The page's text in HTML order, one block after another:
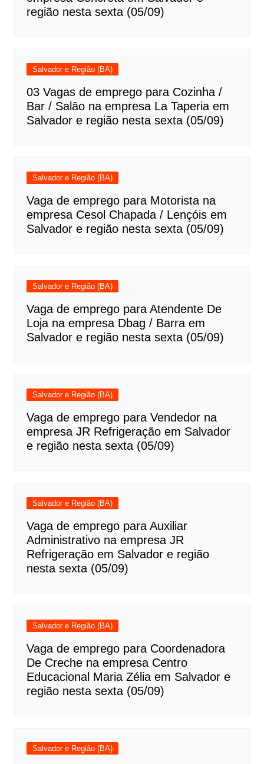
região nesta sexta (05/09)
Salvador e Região (BA)
03 Vagas de emprego para Cozinha /
Bar / Salão na empresa La Taperia em
Salvador e região nesta sexta (05/09)
Salvador e Região (BA)
Vaga de emprego para Motorista na
empresa Cesol Chapada / Lençóis em
Salvador e região nesta sexta (05/09)
Salvador e Região (BA)
Vaga de emprego para Atendente De
Loja na empresa Dbag / Barra em
Salvador e região nesta sexta (05/09)
Salvador e Região (BA)
Vaga de emprego para Vendedor na
empresa JR Refrigeração em Salvador
e região nesta sexta (05/09)
Salvador e Região (BA)
Vaga de emprego para Auxiliar
Administrativo na empresa JR
Refrigeração em Salvador e região
nesta sexta (05/09)
Salvador e Região (BA)
Vaga de emprego para Coordenadora
De Creche na empresa Centro
Educacional Maria Zélia em Salvador e
região nesta sexta (05/09)
Salvador e Região (BA)